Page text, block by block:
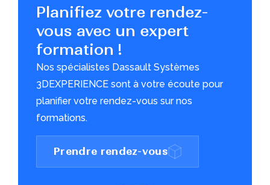
Planifiez votre rendez-
vous avec un expert
formation !
Nos spécialistes Dassault Systèmes
3DEXPERIENCE sont à votre écoute pour
planifier votre rendez-vous sur nos
formations.
Prendre rendez-vous